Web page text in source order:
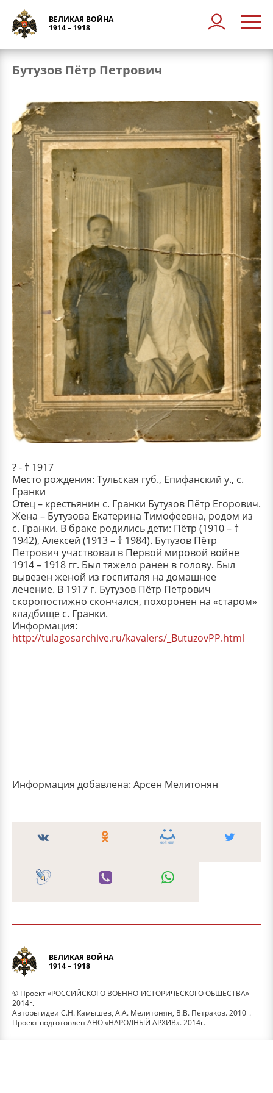
ВЕЛИКАЯ ВОЙНА
1914 – 1918
Бутузов Пётр Петрович
? - † 1917
Место рождения: Тульская губ., Епифанский у., с.
Гранки
Отец – крестьянин с. Гранки Бутузов Пётр Егорович.
Жена – Бутузова Екатерина Тимофеевна, родом из
с. Гранки. В браке родились дети: Пётр (1910 – †
1942), Алексей (1913 – † 1984). Бутузов Пётр
Петрович участвовал в Первой мировой войне
1914 – 1918 гг. Был тяжело ранен в голову. Был
вывезен женой из госпиталя на домашнее
лечение. В 1917 г. Бутузов Пётр Петрович
скоропостижно скончался, похоронен на «старом»
кладбище с. Гранки.
Информация:
http://tulagosarchive.ru/kavalers/_ButuzovPP.html
Информация добавлена: Арсен Мелитонян
ВЕЛИКАЯ ВОЙНА
1914 – 1918
© Проект «РОССИЙСКОГО ВОЕННО-ИСТОРИЧЕСКОГО ОБЩЕСТВА»
2014г.
Авторы идеи С.Н. Камышев, А.А. Мелитонян, В.В. Петраков. 2010г.
Проект подготовлен АНО «НАРОДНЫЙ АРХИВ». 2014г.